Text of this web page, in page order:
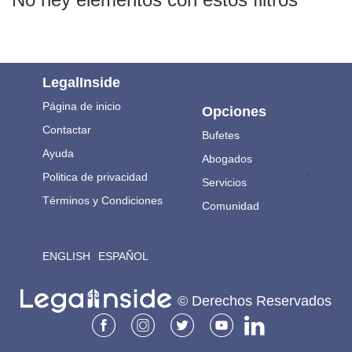
LegalInside
Página de inicio
Contactar
Ayuda
Politica de privacidad
Términos y Condiciones
ENGLISH ESPAÑOL
Opciones
Bufetes
Abogados
Servicios
Comunidad
.
© Derechos Reservados